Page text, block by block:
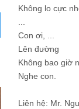
Không lo cực
Con ơi, ...
Lên đường
Không bao giờ
Nghe con.
Liên hệ: Mr.